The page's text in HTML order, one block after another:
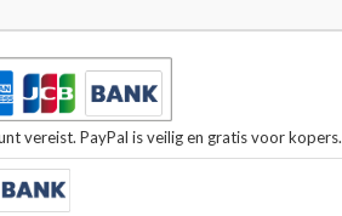
vereist. PayPal is veilig en gratis voor kopers.